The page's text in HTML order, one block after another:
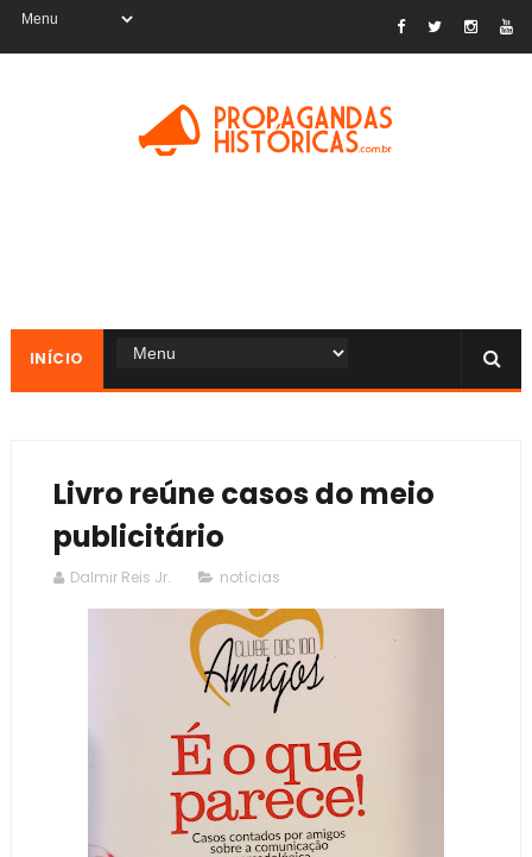
INÍCIO
Livro reúne casos do meio
publicitário
Dalmir Reis Jr. notícias